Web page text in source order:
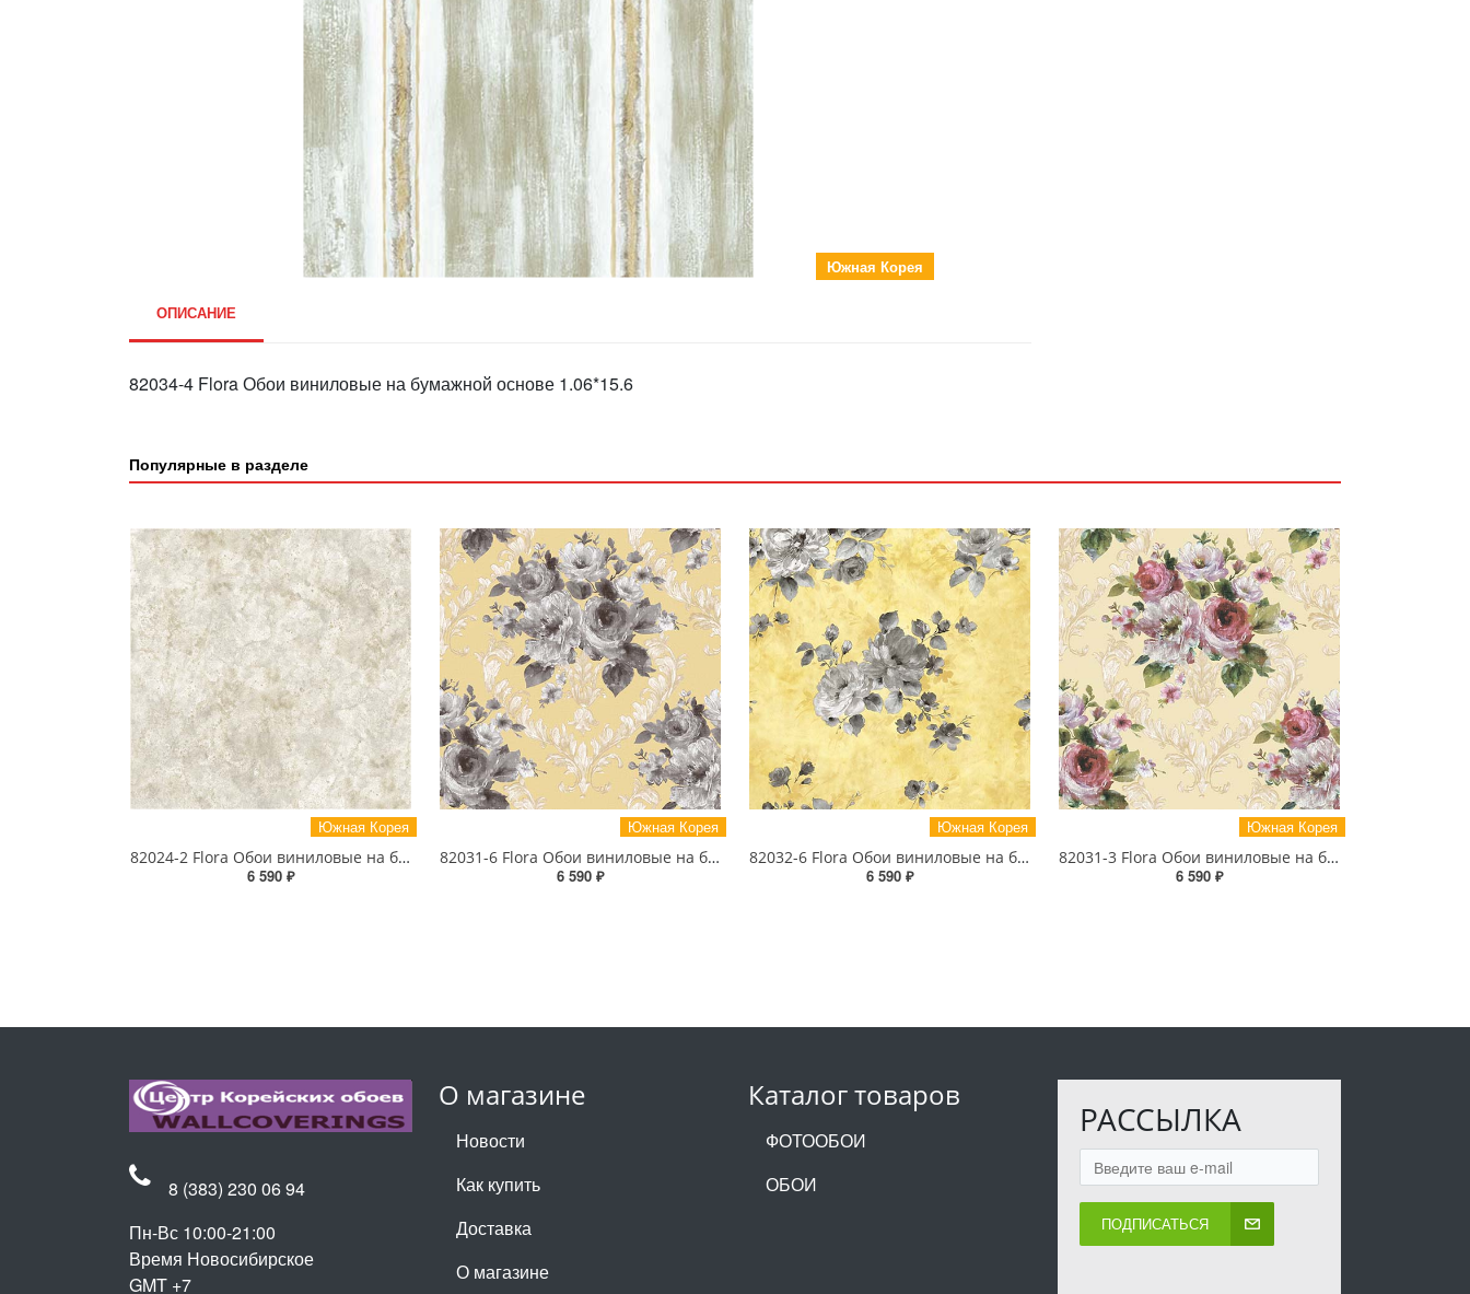
Южная Корея
ОПИСАНИЕ
82034-4 Flora Обои виниловые на бумажной основе 1.06*15.6
Популярные в разделе
Южная Корея
82024-2 Flora Обои виниловые на бумажной основе 1.06*15.6
6 590 ₽
Южная Корея
82031-6 Flora Обои виниловые на бумажной основе 1.06*15.6
6 590 ₽
Южная Корея
82032-6 Flora Обои виниловые на бумажной основе 1.06*15.6
6 590 ₽
Южная Корея
82031-3 Flora Обои виниловые на бумажной основе 1.06*15.6
6 590 ₽
О магазине
Новости
Как купить
Доставка
О магазине
Каталог товаров
ФОТООБОИ
ОБОИ
РАССЫЛКА
ПОДПИСАТЬСЯ
8 (383) 230 06 94
Пн-Вс 10:00-21:00
Время Новосибирское
GMT +7